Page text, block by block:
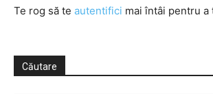
Te rog să te autentifici mai întâi pentru a
Căutare